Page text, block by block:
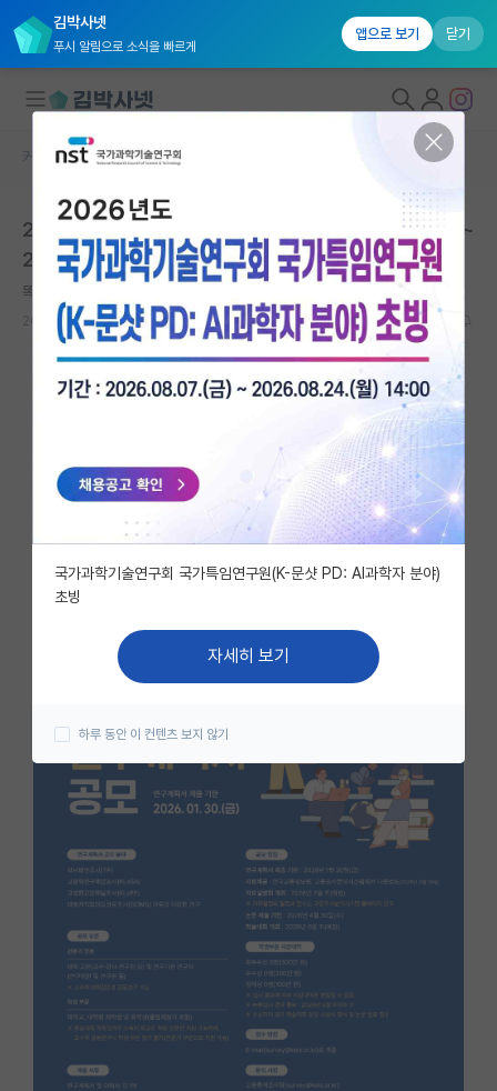
김박사넷
푸시 알림으로 소식을 빠르게
앱으로 보기 닫기
연구실&오픈랩
커뮤니티
커뮤니티 홈
IF 명예의전당
자유 게시판(아무개랩)
미국 유학 게시판
미국 대학원 합격 후기 게시판
대학원생 모집 게시판
연구실(PI) 홍보 게시판
석박사 채용 정보 게시판
임용 정보 게시판
학부 인턴 게시판
취업 게시판
임용 후기 게시판
PI 전용 게시판
인문사회 계열 게시판
커뮤니티 홈 학술 정보 게시판
2026년 고용패널조사 학술대회 공지(연구계획서 마감: ~
26년 1월 30일까지)
똑똑한 카를 가우스
2026.01.05 0 1093
국가과학기술연구회 국가특임연구원(K-문샷 PD: AI과학자 분야)
초빙
자세히 보기
하루 동안 이 컨텐츠 보지 않기